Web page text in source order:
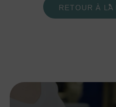
RETOUR À LA